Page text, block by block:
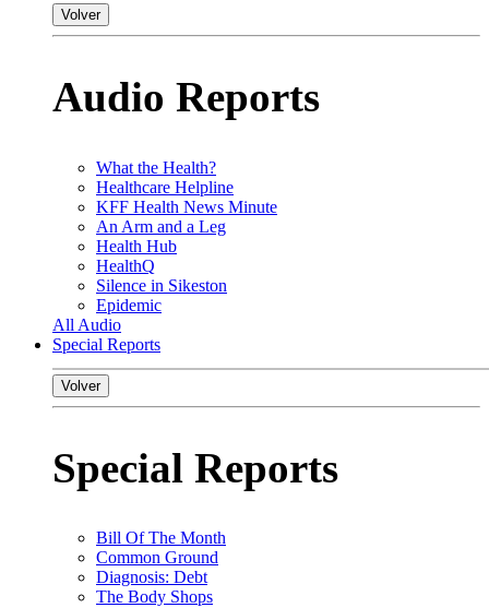
Volver
Audio Reports
What the Health?
Healthcare Helpline
KFF Health News Minute
An Arm and a Leg
Health Hub
HealthQ
Silence in Sikeston
Epidemic
All Audio
Special Reports
Volver
Special Reports
Bill Of The Month
Common Ground
Diagnosis: Debt
The Body Shops